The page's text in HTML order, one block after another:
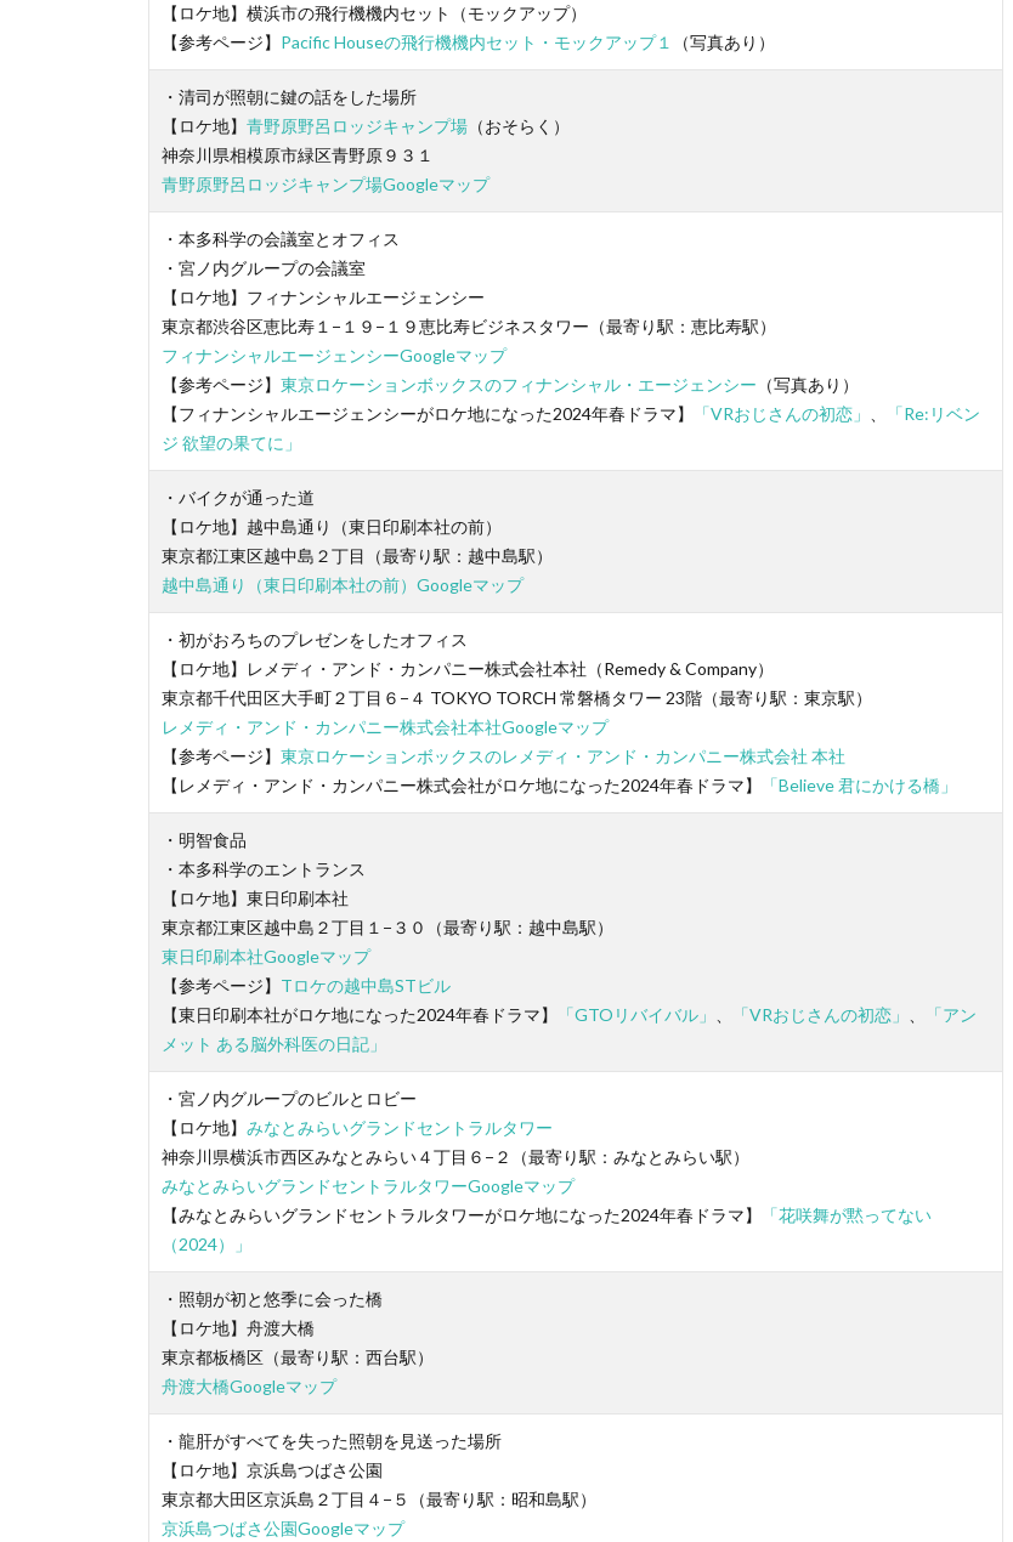
【ロケ地】横浜市の飛行機機内セット（モックアップ）
【参考ページ】 Pacific Houseの飛行機機内セット・モックアップ１ （写真あり）
・清司が照朝に鍵の話をした場所
【ロケ地】 青野原野呂ロッジキャンプ場 （おそらく）
神奈川県相模原市緑区青野原９３１
青野原野呂ロッジキャンプ場Googleマップ
・本多科学の会議室とオフィス
・宮ノ内グループの会議室
【ロケ地】フィナンシャルエージェンシー
東京都渋谷区恵比寿１−１９−１９恵比寿ビジネスタワー（最寄り駅：恵比寿駅）
フィナンシャルエージェンシーGoogleマップ
【参考ページ】 東京ロケーションボックスのフィナンシャル・エージェンシー （写真あり）
【フィナンシャルエージェンシーがロケ地になった2024年春ドラマ】
「VRおじさんの初恋」
「Re:リベン
ジ 欲望の果てに」
・バイクが通った道
【ロケ地】越中島通り（東日印刷本社の前）
東京都江東区越中島２丁目（最寄り駅：越中島駅）
越中島通り（東日印刷本社の前）Googleマップ
・初がおろちのプレゼンをしたオフィス
【ロケ地】レメディ・アンド・カンパニー株式会社本社（Remedy & Company）
東京都千代田区大手町２丁目６−４ TOKYO TORCH 常磐橋タワー 23階（最寄り駅：東京駅）
レメディ・アンド・カンパニー株式会社本社Googleマップ
【参考ページ】 東京ロケーションボックスのレメディ・アンド・カンパニー株式会社 本社
【レメディ・アンド・カンパニー株式会社がロケ地になった2024年春ドラマ】
「Believe 君にかける橋」
・明智食品
・本多科学のエントランス
【ロケ地】東日印刷本社
東京都江東区越中島２丁目１−３０（最寄り駅：越中島駅）
東日印刷本社Googleマップ
【参考ページ】 Tロケの越中島STビル
【東日印刷本社がロケ地になった2024年春ドラマ】
「GTOリバイバル」 「VRおじさんの初恋」
「アン
メット ある脳外科医の日記」
・宮ノ内グループのビルとロビー
【ロケ地】 みなとみらいグランドセントラルタワー
神奈川県横浜市西区みなとみらい４丁目６−２（最寄り駅：みなとみらい駅）
みなとみらいグランドセントラルタワーGoogleマップ
【みなとみらいグランドセントラルタワーがロケ地になった2024年春ドラマ】
「花咲舞が黙ってない
（2024）」
・照朝が初と悠季に会った橋
【ロケ地】舟渡大橋
東京都板橋区（最寄り駅：西台駅）
舟渡大橋Googleマップ
・龍肝がすべてを失った照朝を見送った場所
【ロケ地】京浜島つばさ公園
東京都大田区京浜島２丁目４−５（最寄り駅：昭和島駅）
京浜島つばさ公園Googleマップ